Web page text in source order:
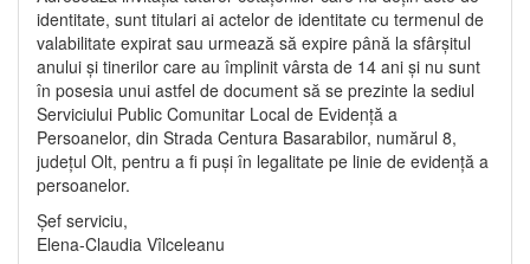
identitate, sunt titulari ai actelor de identitate cu termenul de
valabilitate expirat sau urmează să expire până la sfârșitul
anului și tinerilor care au împlinit vârsta de 14 ani și nu sunt
în posesia unui astfel de document să se prezinte la sediul
Serviciului Public Comunitar Local de Evidență a
Persoanelor, din Strada Centura Basarabilor, numărul 8,
județul Olt, pentru a fi puși în legalitate pe linie de evidență a
persoanelor.
Șef serviciu,
Elena-Claudia Vîlceleanu